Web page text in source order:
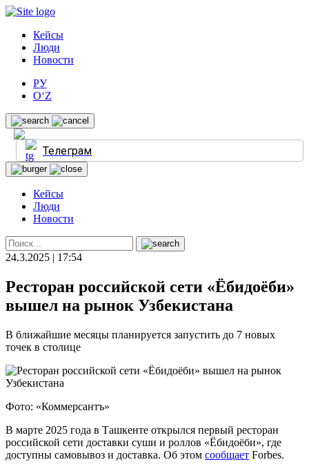
Кейсы
Люди
Новости
РУ
O‘Z
Телеграм
Кейсы
Люди
Новости
24.3.2025 | 17:54
Ресторан российской сети «Ёбидоёби»
вышел на рынок Узбекистана
В ближайшие месяцы планируется запустить до 7 новых
точек в столице
Фото: «Коммерсантъ»
В марте 2025 года в Ташкенте открылся первый ресторан
российской сети доставки суши и роллов «Ёбидоёби», где
доступны самовывоз и доставка. Об этом сообщает Forbes.